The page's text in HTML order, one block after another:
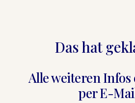
Das hat
Alle weiteren Infos
per E-